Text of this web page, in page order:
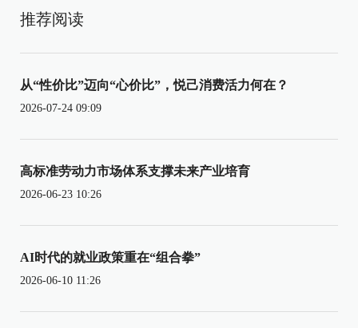
推荐阅读
从“性价比”迈向“心价比”，悦己消费活力何在？
2026-07-24 09:09
高标准劳动力市场体系支撑未来产业培育
2026-06-23 10:26
AI时代的就业政策重在“组合拳”
2026-06-10 11:26